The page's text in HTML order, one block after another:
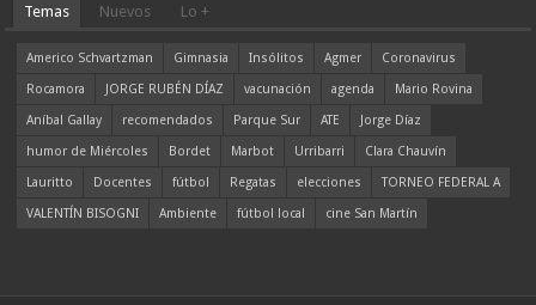
Temas Nuevos Lo +
Americo Schvartzman Gimnasia Insólitos Agmer
Coronavirus
Rocamora
JORGE RUBÉN DÍAZ vacunación agenda
Mario Rovina
Aníbal Gallay
recomendados Parque Sur ATE
Jorge Díaz
humor de Miércoles
Bordet Marbot Urribarri
Clara Chauvín
Lauritto
Docentes fútbol Regatas elecciones
TORNEO FEDERAL A
VALENTÍN BISOGNI
Ambiente fútbol local cine San Martín